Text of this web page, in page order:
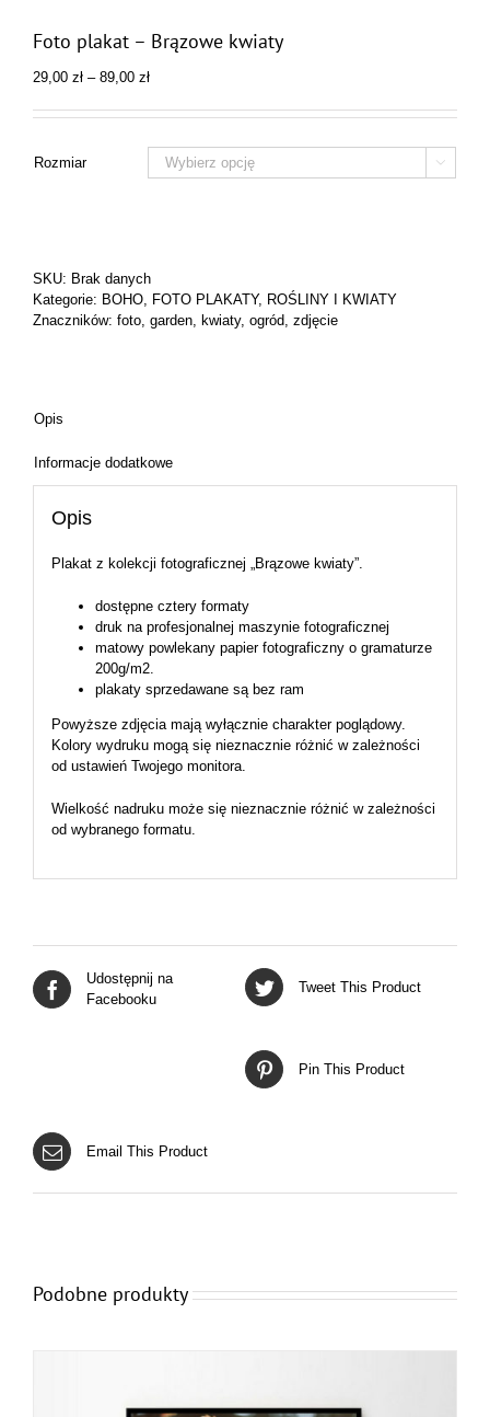
Foto plakat – Brązowe kwiaty
29,00 zł – 89,00 złZakres
od
89,00 zł
Rozmiar 
SKU: Brak danych
Kategorie: BOHO, FOTO PLAKATY, ROŚLINY I KWIATY
Znaczników: foto, garden, kwiaty, ogród, zdjęcie
Opis
Informacje dodatkowe
Opis
Plakat z kolekcji fotograficznej „Brązowe kwiaty”.
dostępne cztery formaty
druk na profesjonalnej maszynie fotograficznej
matowy powlekany papier fotograficzny o gramaturze
200g/m2.
plakaty sprzedawane są bez ram
Powyższe zdjęcia mają wyłącznie charakter poglądowy.
Kolory wydruku mogą się nieznacznie różnić w zależności
od ustawień Twojego monitora.
Wielkość nadruku może się nieznacznie różnić w zależności
od wybranego formatu.
Udostępnij na
Facebooku
Tweet This Product
Pin This Product
Email This Product
Podobne produkty